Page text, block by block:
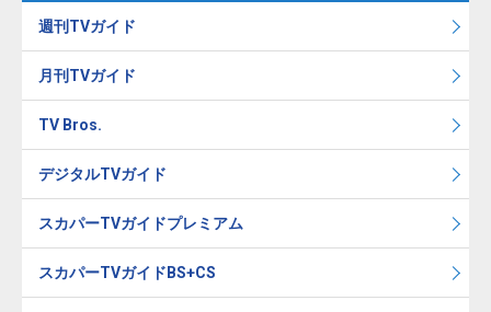
週刊TVガイド
月刊TVガイド
TV Bros.
デジタルTVガイド
スカパーTVガイドプレミアム
スカパーTVガイドBS+CS